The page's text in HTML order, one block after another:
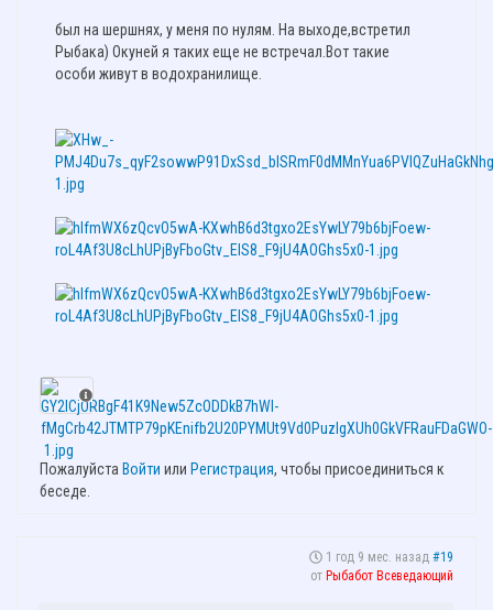
был на шершнях, у меня по нулям. На выходе,встретил
Рыбака) Окуней я таких еще не встречал.Вот такие
особи живут в водохранилище.
Пожалуйста Войти или Регистрация, чтобы присоединиться к
беседе.
1 год 9 мес. назад #19
от Рыбабот Всеведающий